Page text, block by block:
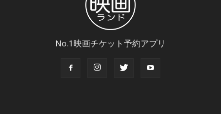
No.1映画チケット予約アプリ